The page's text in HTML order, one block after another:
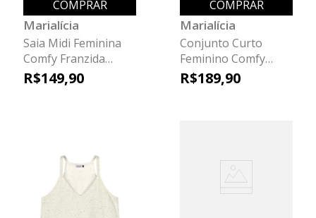
COMPRAR
Marialícia
Saia Midi Feminina
Comfy Franzida
Marialícia Verde
R$149,90
COMPRAR
Marialícia
Conjunto Curto
Feminino Comfy
Marialícia Bege
R$189,90